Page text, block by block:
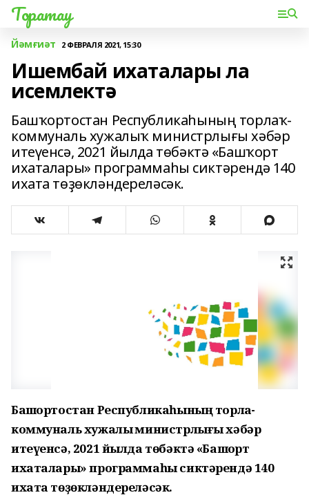
Торатау
Йәмғиәт 2 ФЕВРАЛЯ 2021, 15:30
Ишембай ихаталары ла
исемлектә
Башҡортостан Республикаһының торлаҡ-
коммуналь хужалыҡ министрлығы хәбәр
итеүенсә, 2021 йылда төбәктә «Башҡорт
ихаталары» программаһы сиктәрендә 140
ихата төҙөкләндереләсәк.
Башҡортостан Республикаһының торлаҡ-
коммуналь хужалыҡ министрлығы хәбәр
итеүенсә, 2021 йылда төбәктә «Башҡорт
ихаталары» программаһы сиктәрендә 140
ихата төҙөкләндереләсәк.